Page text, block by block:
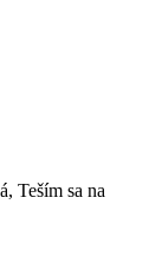
Teším sa na